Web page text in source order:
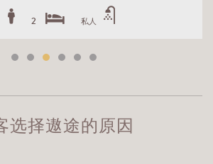
2 私人
选择遨途的原因